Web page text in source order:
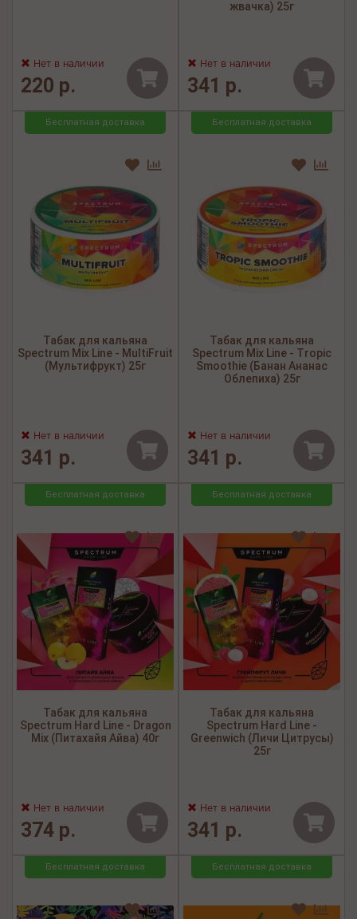
Нет в наличии
220 р.
жвачка) 25г
Нет в наличии
341 р.
Бесплатная доставка
Табак для кальяна
Spectrum Mix Line - MultiFruit
(Мультифрукт) 25г
Нет в наличии
341 р.
Бесплатная доставка
Табак для кальяна
Spectrum Mix Line - Tropic
Smoothie (Банан Ананас
Облепиха) 25г
Нет в наличии
341 р.
Бесплатная доставка
Табак для кальяна
Spectrum Hard Line - Dragon
Mix (Питахайя Айва) 40г
Нет в наличии
374 р.
Бесплатная доставка
Табак для кальяна
Spectrum Hard Line -
Greenwich (Личи Цитрусы)
25г
Нет в наличии
341 р.
Бесплатная доставка Бесплатная доставка